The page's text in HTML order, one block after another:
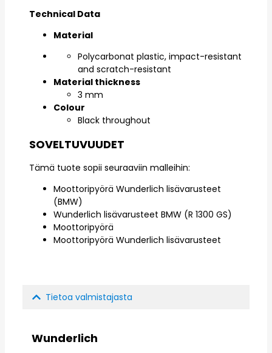
Technical Data
Material
Polycarbonat plastic, impact-resistant
and scratch-resistant
Material thickness
3 mm
Colour
Black throughout
SOVELTUVUUDET
Tämä tuote sopii seuraaviin malleihin:
Moottoripyörä Wunderlich lisävarusteet
(BMW)
Wunderlich lisävarusteet BMW (R 1300 GS)
Moottoripyörä
Moottoripyörä Wunderlich lisävarusteet
Tietoa valmistajasta
Wunderlich